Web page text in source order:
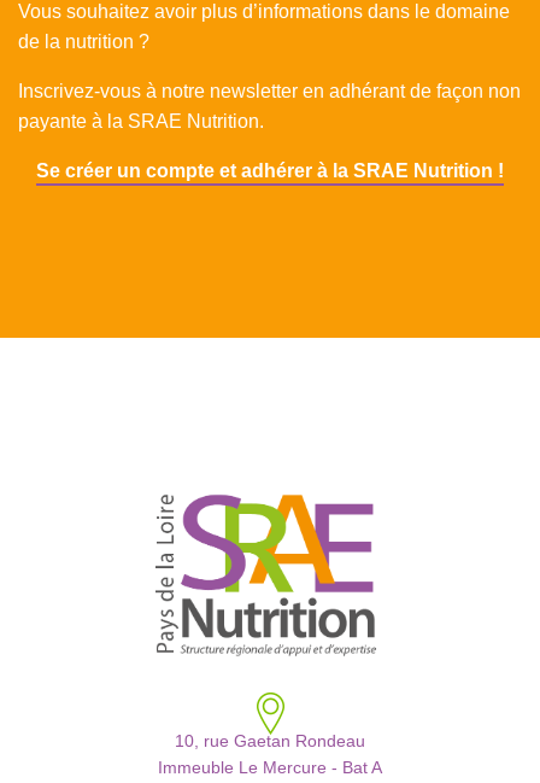
Vous souhaitez avoir plus d’informations dans le domaine
de la nutrition ?
Inscrivez-vous à notre newsletter en adhérant de façon non
payante à la SRAE Nutrition.
Se créer un compte et adhérer à la SRAE Nutrition !
10, rue Gaetan Rondeau
Immeuble Le Mercure - Bat A